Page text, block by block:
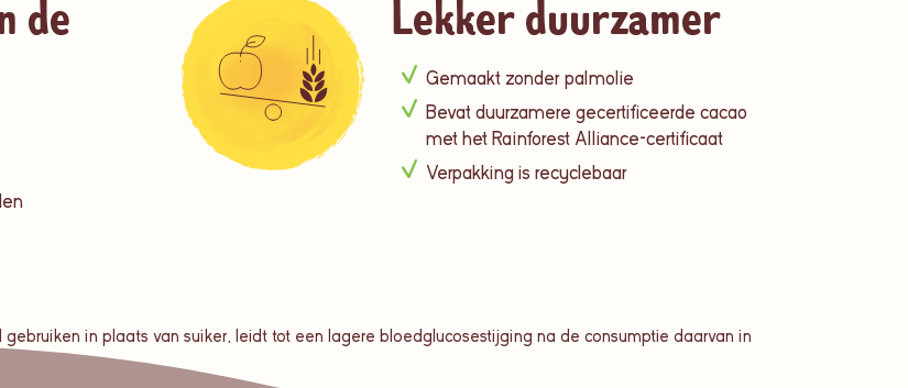
de
Lekker duurzamer
Gemaakt zonder palmolie
Bevat duurzamere gecertificeerde cacao
met het Rainforest Alliance-certificaat
Verpakking is recyclebaar
gebruiken in plaats van suiker, leidt tot een lagere bloedglucosestijging na de consumptie daarvan in